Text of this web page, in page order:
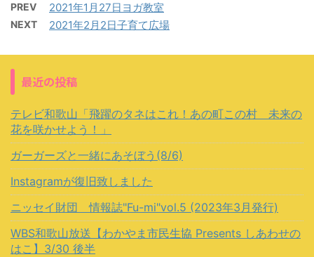
PREV 2021年1月27日ヨガ教室
NEXT 2021年2月2日子育て広場
最近の投稿
テレビ和歌山「飛躍のタネはこれ！あの町この村 未来の
花を咲かせよう！」
ガーガーズと一緒にあそぼう(8/6)
Instagramが復旧致しました
ニッセイ財団 情報誌"Fu-mi"vol.5 (2023年3月発行)
WBS和歌山放送【わかやま市民生協 Presents しあわせの
はこ】3/30 後半